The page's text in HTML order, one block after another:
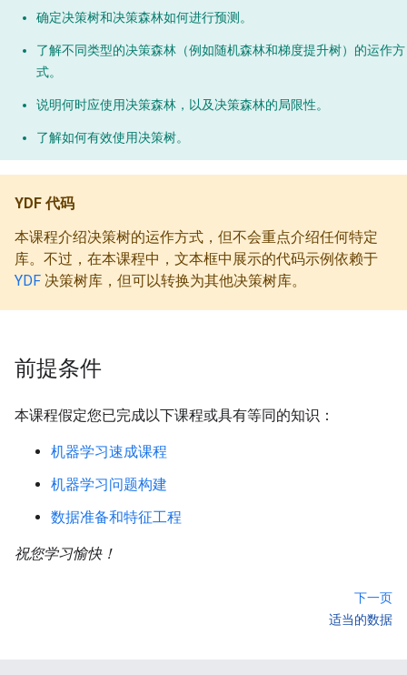
确定决策树和决策森林如何进行预测。
了解不同类型的决策森林（例如随机森林和梯度提升树）的运作方
式。
说明何时应使用决策森林，以及决策森林的局限性。
了解如何有效使用决策树。
YDF 代码
本课程介绍决策树的运作方式，但不会重点介绍任何特定
库。不过，在本课程中，文本框中展示的代码示例依赖于
YDF 决策树库，但可以转换为其他决策树库。
前提条件
本课程假定您已完成以下课程或具有等同的知识：
机器学习速成课程
机器学习问题构建
数据准备和特征工程
祝您学习愉快！
下一页
适当的数据